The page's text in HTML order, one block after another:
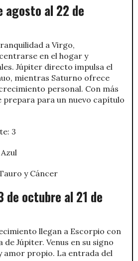
agosto al 22 de
a Virgo,
en el hogar y
Júpiter directo impulsa el
mientras Saturno ofrece
personal. Con más
prepara para un nuevo capítulo
3
y Cáncer
de octubre al 21 de
llegan a Escorpio con
Júpiter. Venus en su signo
amor propio. La entrada del